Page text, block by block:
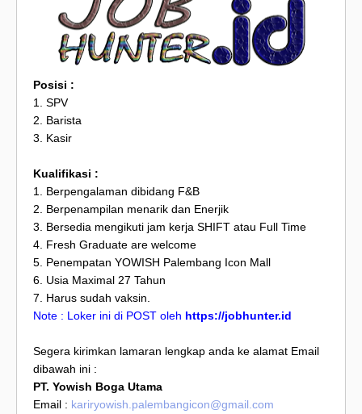
Posisi :
1. SPV
2. Barista
3. Kasir
Kualifikasi :
1. Berpengalaman dibidang F&B
2. Berpenampilan menarik dan Enerjik
3. Bersedia mengikuti jam kerja SHIFT atau Full Time
4. Fresh Graduate are welcome
5. Penempatan YOWISH Palembang Icon Mall
6. Usia Maximal 27 Tahun
7. Harus sudah vaksin.
Note : Loker ini di POST oleh https://jobhunter.id
Segera kirimkan lamaran lengkap anda ke alamat Email
dibawah ini :
PT. Yowish Boga Utama
Email : kariryowish.palembangicon@gmail.com